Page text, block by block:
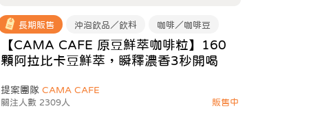
長期販售 沖泡飲品／飲料 咖啡／咖啡豆
【CAMA CAFE 原豆鮮萃咖啡粒】160
顆阿拉比卡豆鮮萃，瞬釋濃香3秒開喝
提案團隊 CAMA CAFE
關注人數 2309人 販售中